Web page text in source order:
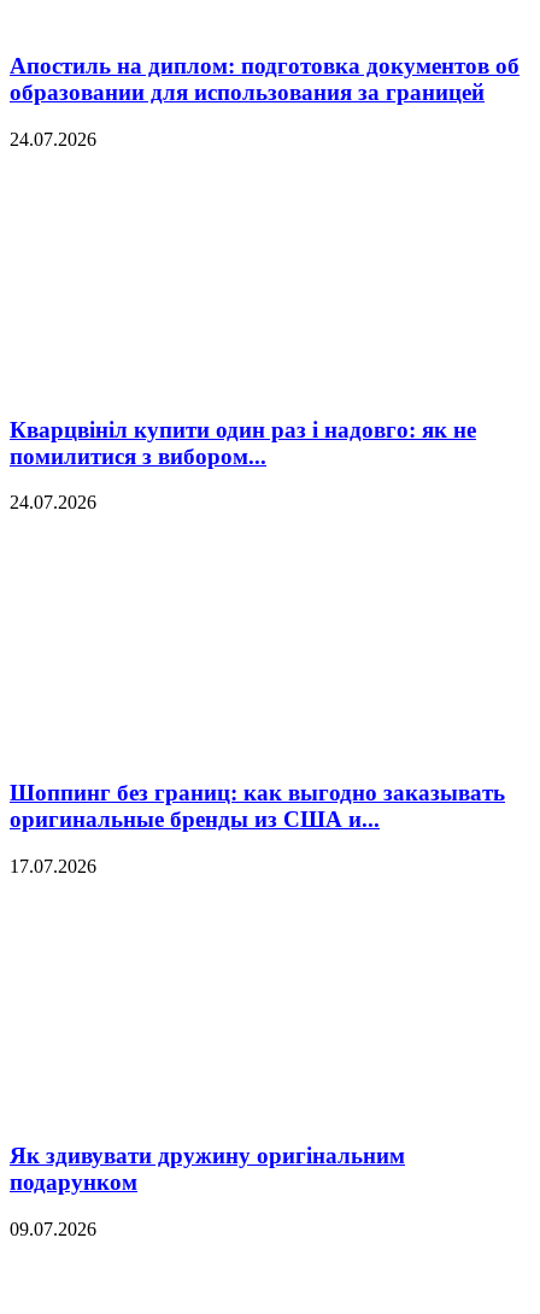
Апостиль на диплом: подготовка документов об
образовании для использования за границей
24.07.2026
Кварцвініл купити один раз і надовго: як не
помилитися з вибором...
24.07.2026
Шоппинг без границ: как выгодно заказывать
оригинальные бренды из США и...
17.07.2026
Як здивувати дружину оригінальним
подарунком
09.07.2026